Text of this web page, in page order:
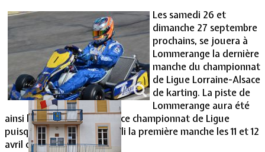
Vie Municipale
Les samedi 26 et
dimanche 27 septembre
prochains, se jouera à
Lommerange la dernière
manche du championnat
de Ligue Lorraine-Alsace
de karting. La piste de
Lommerange aura été
ainsi l’alpha et l’oméga de ce championnat de Ligue
puisqu’elle en avait accueilli la première manche les 11 et 12
avril derniers.